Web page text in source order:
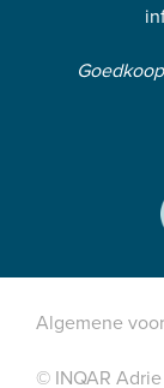
Algemene
© INQAR